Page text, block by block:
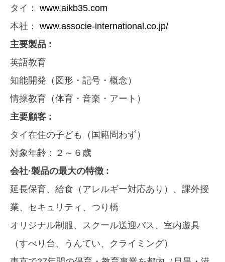
タイ： www.aikb35.com
本社： www.associe-international.co.jp/
主要製品 :
英語教育
知能開発（図形・記号・概念）
情操教育（体育・音楽・アート）
主要顧客 :
タイ在住の子ども（国籍問わず）
対象年齢：２～６歳
会社·製品の最大の特徴 :
延長保育、給食（アレルギー対応あり）、課外授
業、セキュリティ、つり橋
オリジナル制服、スクール送迎バス、室内遊具
（すべり台、うんてい、クライミング）